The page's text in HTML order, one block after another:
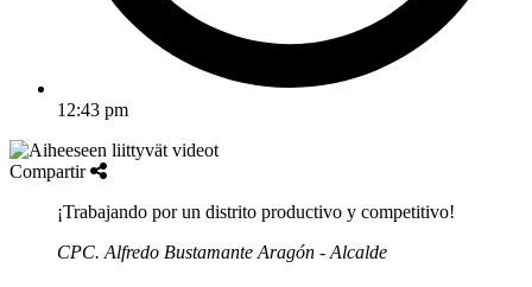
12:43 pm
Compartir
¡Trabajando por un distrito productivo y competitivo!
CPC. Alfredo Bustamante Aragón - Alcalde